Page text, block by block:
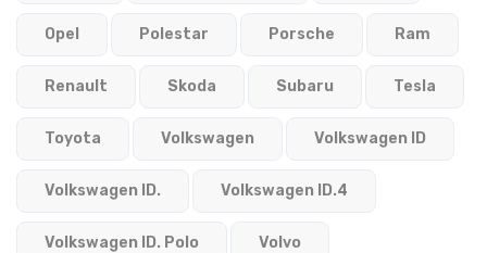
Opel Polestar Porsche Ram
Renault Skoda Subaru Tesla
Toyota Volkswagen Volkswagen ID
Volkswagen ID. Volkswagen ID.4
Volkswagen ID. Polo Volvo